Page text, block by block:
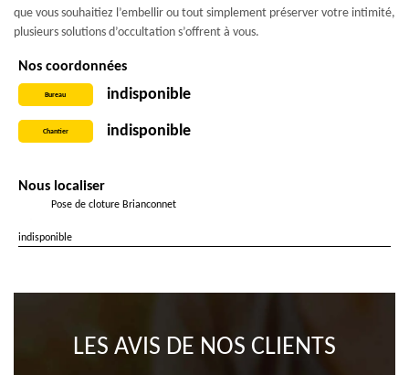
que vous souhaitiez l’embellir ou tout simplement préserver votre intimité,
plusieurs solutions d’occultation s’offrent à vous.
Nos coordonnées
Bureau indisponible
Chantier indisponible
Nous localiser
Pose de cloture Brianconnet
indisponible
LES AVIS DE NOS CLIENTS